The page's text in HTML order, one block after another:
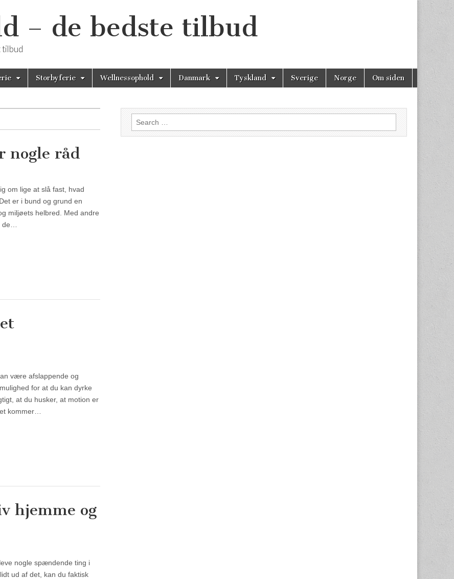
– de bedste tilbud
tilbud
Storbyferie Wellnessophold Danmark Tyskland Sverige Norge Om siden
nogle råd
om lige at slå fast, hvad
er i bund og grund en
miljøets helbred. Med andre
være afslappende og
for at du kan dyrke
at du husker, at motion er
kommer…
hjemme og
nogle spændende ting i
ud af det, kan du faktisk
Search for: